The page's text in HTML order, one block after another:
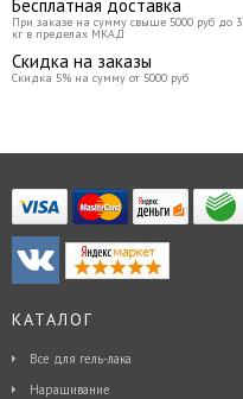
Бесплатная доставка
При заказе на сумму свыше 5000 руб до 3
кг в пределах МКАД
Скидка на заказы
Скидка 5% на сумму от 5000 руб
КАТАЛОГ
Все для гель-лака
Наращивание